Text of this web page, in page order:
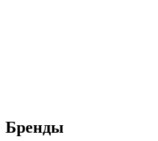
Бренды